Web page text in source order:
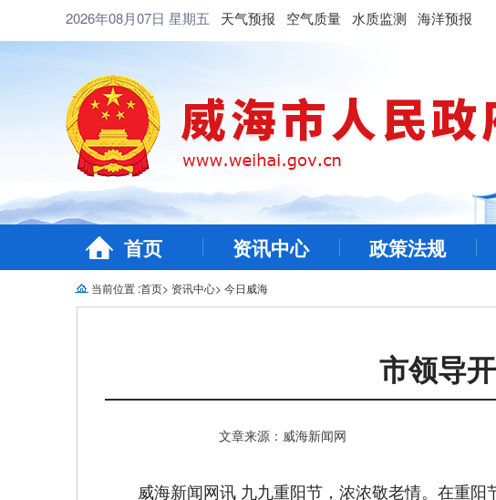
2026年08月07日 星期五 天气预报 空气质量 水质监测 海洋预报
首页 资讯中心 政策法规
当前位置 :首页> 资讯中心> 今日威海
市领导
文章来源：威海新闻网
威海新闻网讯 九九重阳节，浓浓敬老情。在重